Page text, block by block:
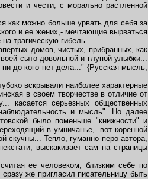
и чести, с морально растленной
как можно больше урвать для себя за
и ее жених,- мечтающие вырваться
трагическую гибель.
домов, чистых, прибранных, как
сыто-довольной и глупой улыбки...
до кого нет дела..." {Русская мысль,
вскрывали наиболее характерные
в своем творчестве в отличие от
касается серьезных общественных
и мысль". Но далее
было поменьше "книжности" и
в умничанье,- вот коренной
скучны... Тепло, гуманно перо автора,
выскакивает сам на страницы
ее человеком, близким себе по
же пригласил писательницу быть